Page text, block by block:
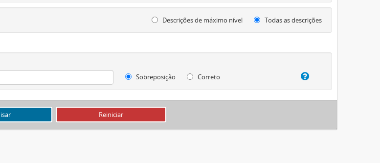
Descrições de máximo nível Todas as descrições
Sobreposição
Correto